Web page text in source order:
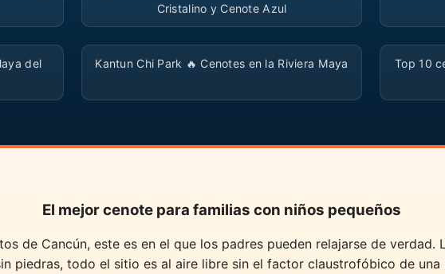
Cristalino y Cenote Azul
del
▶
Kantun Chi Park 🔥 Cenotes en la Riviera Maya
Top 10
El mejor cenote para familias con niños pequeños
de Cancún, este es en el que los padres pueden relajarse de
piedras, todo el sitio es al aire libre sin el factor claustrofóbico de